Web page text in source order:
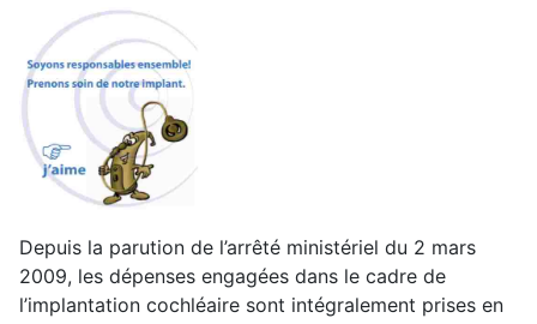
Depuis la parution de l’arrêté ministériel du 2 mars
2009, les dépenses engagées dans le cadre de
l’implantation cochléaire sont intégralement prises en